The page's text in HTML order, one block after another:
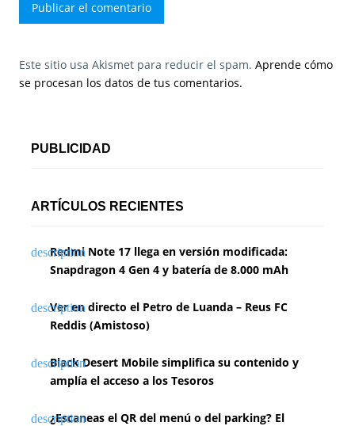
Este sitio usa Akismet para reducir el spam. Aprende cómo
se procesan los datos de tus comentarios.
PUBLICIDAD
ARTÍCULOS RECIENTES
Redmi Note 17 llega en versión modificada:
Snapdragon 4 Gen 4 y batería de 8.000 mAh
Ver en directo el Petro de Luanda – Reus FC
Reddis (Amistoso)
Black Desert Mobile simplifica su contenido y
amplía el acceso a los Tesoros
¿Escaneas el QR del menú o del parking? El